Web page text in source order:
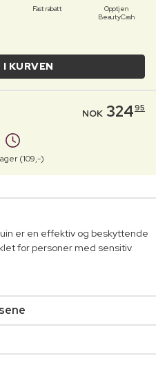
Fast rabatt
Opptjen
BeautyCash
I KURVEN
NOK 32495
(109,-)
er en effektiv og beskyttende
for personer med sensitiv